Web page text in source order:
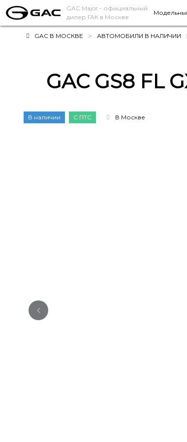
GAC Major - официальный
дилер ГАК в Москве
GAC В МОСКВЕ АВТОМОБИЛИ В НАЛИЧИИ
GAC GS8 FL
В наличии С ПТС В Москве